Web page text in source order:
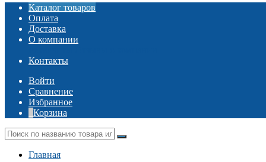
Каталог товаров
Оплата
Доставка
О компании
Контакты
Войти
Сравнение
Избранное
Корзина
Главная